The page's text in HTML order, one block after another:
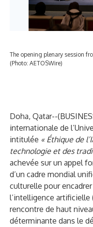
The opening plenary session
(Photo: AETOSWire)
Doha, Qatar--(
internationale de
intitulée « Éthique de
technologie et des
achevée sur un appel
d’un cadre mondial
culturelle pour
l’intelligence artificielle
rencontre de haut
déterminante dans le